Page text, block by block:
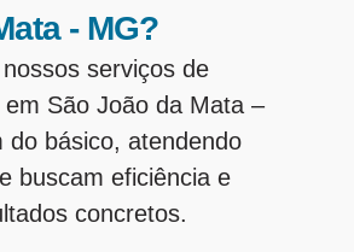
- MG?
serviços de
em São João da Mata –
do básico, atendendo
buscam eficiência e
concretos.